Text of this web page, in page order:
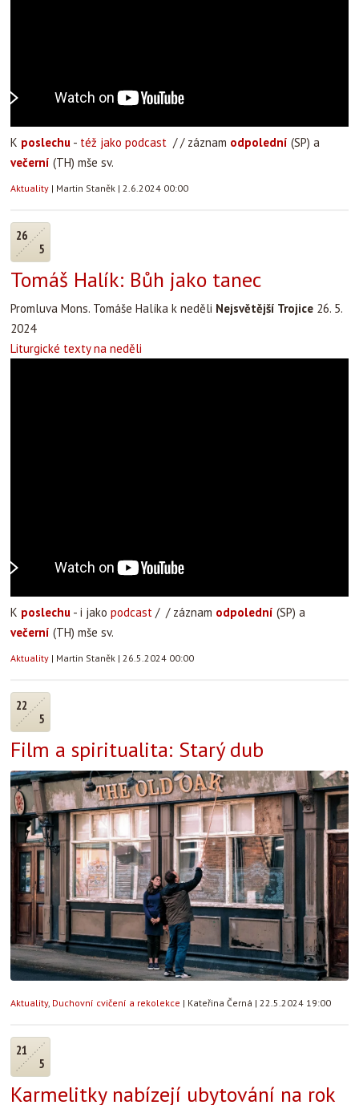
K poslechu - též jako podcast / / záznam odpolední (SP) a
večerní (TH) mše sv.
Aktuality | Martin Staněk | 2.6.2024 00:00
26
5
Tomáš Halík: Bůh jako tanec
Promluva Mons. Tomáše Halíka k neděli Nejsvětější Trojice 26. 5.
2024
Liturgické texty na neděli
K poslechu - i jako podcast / / záznam odpolední (SP) a
večerní (TH) mše sv.
Aktuality | Martin Staněk | 26.5.2024 00:00
22
5
Film a spiritualita: Starý dub
Aktuality, Duchovní cvičení a rekolekce | Kateřina Černá | 22.5.2024 19:00
21
5
Karmelitky nabízejí ubytování na rok